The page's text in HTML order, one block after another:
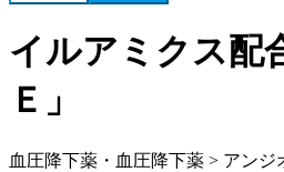
イルアミクス配
Ｅ」
血圧降下薬・血圧降下薬 > アン